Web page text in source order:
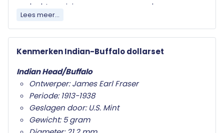
er slechts weinigen over waren, worden
tegenwoordig zowel de bizon, als de inheemse
bevolking van Amerika, de indianen, door ons diep
Volgens veel Amerikanen is de 1913-1938 Buffalo
Nickel de allermooiste Amerikaanse munt die ooit
is geslagen. James Earl Fraser ontwierp zowel de
voorzijde als de achterzijde. Zijn ontwerpen maken
deel uit van de Renaissance of American Coinage
die plaatshad onder president Theodore
Lees meer...
Kenmerken Indian-Buffalo dollarset
Indian Head/Buffalo
Ontwerper: James Earl Fraser
Periode: 1913-1938
Geslagen door: U.S. Mint
Gewicht: 5 gram